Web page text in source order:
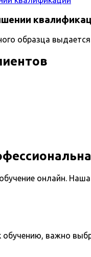
образца
онлайн.
обучению, важно